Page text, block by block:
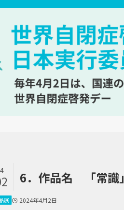
6．作品名 「常識」
展 2024年4月2日